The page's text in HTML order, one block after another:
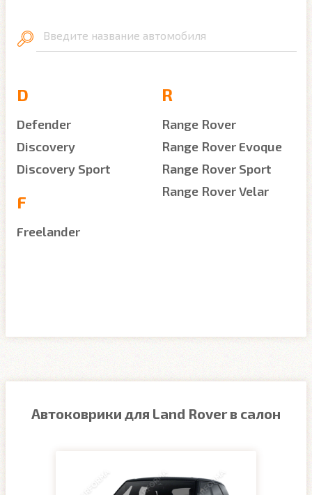
Введите название автомобиля
D
Defender
Discovery
Discovery Sport
F
Freelander
R
Range Rover
Range Rover Evoque
Range Rover Sport
Range Rover Velar
Автоковрики для Land Rover в салон